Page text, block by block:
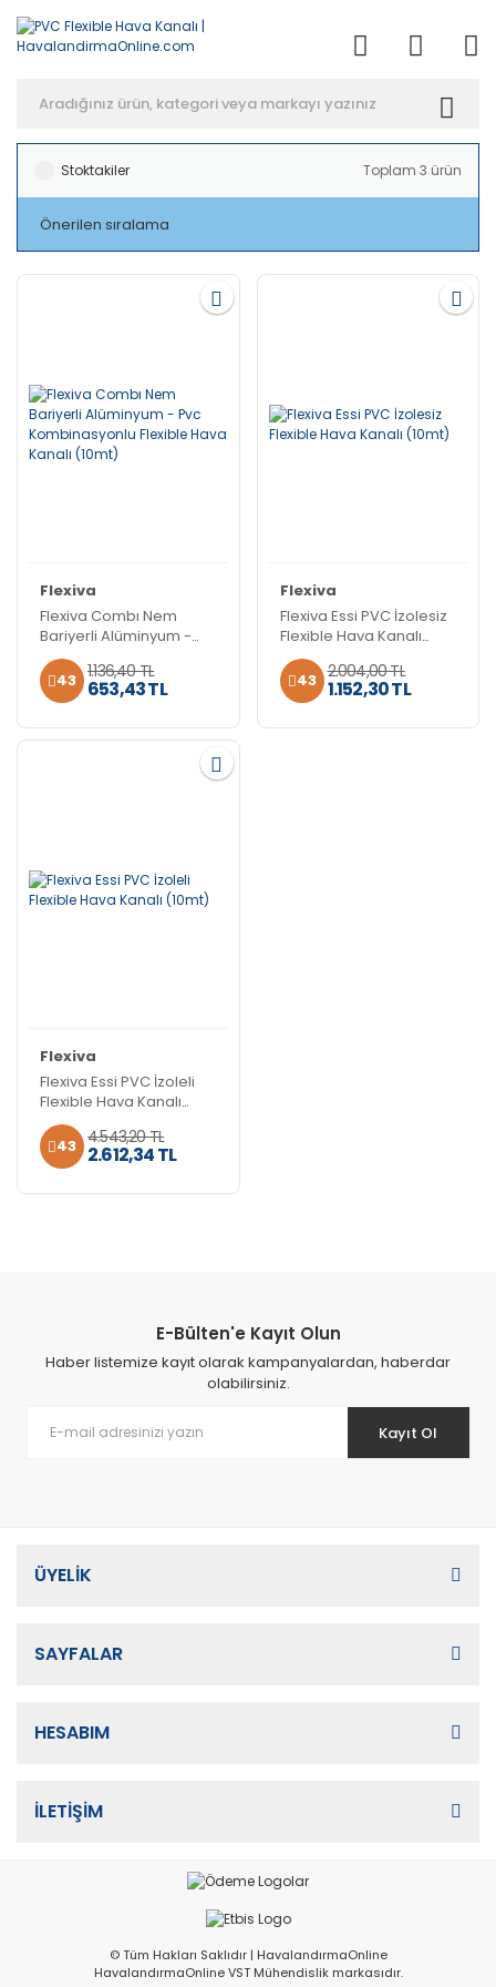
Stoktakiler Toplam 3 ürün
Flexiva
Flexiva Combı Nem
Bariyerli Alüminyum -
Pvc Kombinasyonlu
Flexible Hava Kanalı
(10mt)
43 1.136,40 TL
653,43 TL
Flexiva
Flexiva Essi PVC İzolesiz
Flexible Hava Kanalı
(10mt)
43 2.004,00 TL
1.152,30 TL
Flexiva
Flexiva Essi PVC İzoleli
Flexible Hava Kanalı
(10mt)
43 4.543,20 TL
2.612,34 TL
E-Bülten'e Kayıt Olun
Haber listemize kayıt olarak kampanyalardan, haberdar
olabilirsiniz.
Kayıt Ol
ÜYELİK
SAYFALAR
HESABIM
İLETİŞİM
© Tüm Hakları Saklıdır | HavalandırmaOnline
HavalandırmaOnline VST Mühendislik markasıdır.